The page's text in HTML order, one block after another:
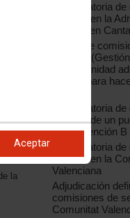
Aceptar
la
Convocatoria
servicio en la
Justicia en
Oferta de
04/2020
para la unidad
creada para
Convocatoria
servicio de un
de Prevención
Convocatoria
servicio en la
Valenciana
Adjudicación
comisiones de
Comunitat